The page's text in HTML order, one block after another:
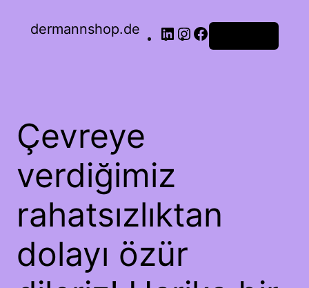
dermannshop.de
Çevreye
verdiğimiz
rahatsızlıktan
dolayı özür